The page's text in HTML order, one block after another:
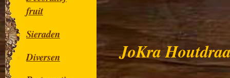
fruit
Sieraden
Diversen
JoKra